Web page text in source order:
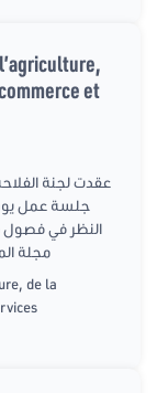
et
عقدت لجنة
مجلة
de la